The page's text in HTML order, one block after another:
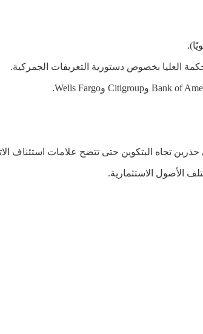
تجاه البتكوين حتى تتضح علامات استئناف
الأصول الاستثمارية.